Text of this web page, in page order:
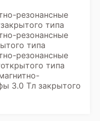
резонансные
типа
резонансные
типа
резонансные
типа
3.0 Тл закрытого